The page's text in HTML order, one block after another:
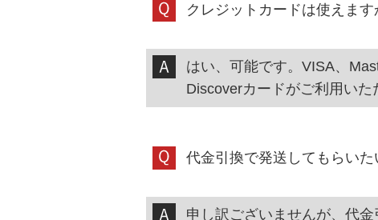
クレジットカードは使えます
はい、可能です。VISA、
Discoverカードがご利用いた
代金引換で発送してもらいた
申し訳ございませんが、代